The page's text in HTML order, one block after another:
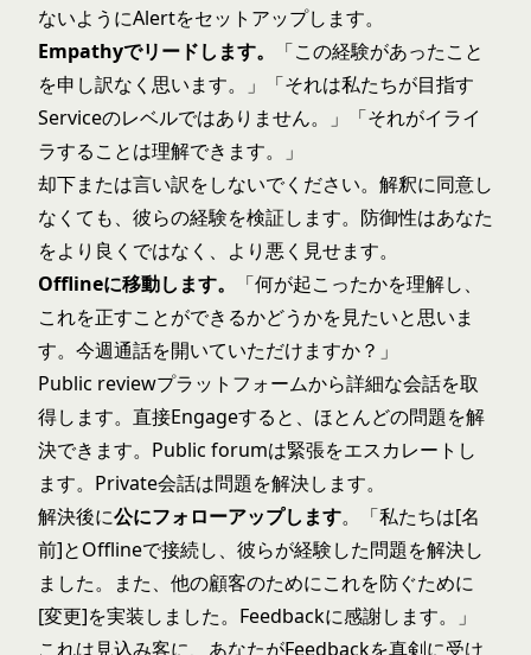
ないようにAlertをセットアップします。
Empathyでリードします。
「この経験があったこと
を申し訳なく思います。」「それは私たちが目指す
Serviceのレベルではありません。」「それがイライ
ラすることは理解できます。」
却下または言い訳をしないでください。解釈に同意し
なくても、彼らの経験を検証します。防御性はあなた
をより良くではなく、より悪く見せます。
Offlineに移動します。
「何が起こったかを理解し、
これを正すことができるかどうかを見たいと思いま
す。今週通話を開いていただけますか？」
Public reviewプラットフォームから詳細な会話を取
得します。直接Engageすると、ほとんどの問題を解
決できます。Public forumは緊張をエスカレートし
ます。Private会話は問題を解決します。
解決後に公にフォローアップします。「私たちは[名
前]とOfflineで接続し、彼らが経験した問題を解決し
ました。また、他の顧客のためにこれを防ぐために
[変更]を実装しました。Feedbackに感謝します。」
これは見込み客に、あなたがFeedbackを真剣に受け